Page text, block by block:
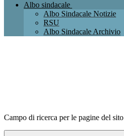
Albo sindacale
Albo Sindacale Notizie
RSU
Albo Sindacale Archivio
Campo di ricerca per le pagine del sito